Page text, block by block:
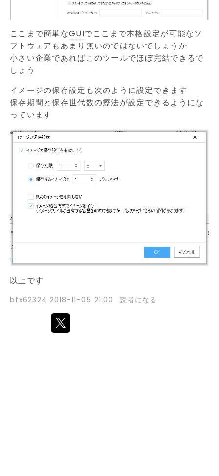
ここまで簡単なGUIでここまで本格設定が可能なソ
フトウェアもあまり無いのではないでしょうか
小さい企業であればこのツールでほぼ完結できるで
しょう
イメージの保存設定も次のように設定できます
保存期間と保存世代数の療法が設定できるようにな
っています
以上です
bfx62324 2018-11-05 21:00 読者になる